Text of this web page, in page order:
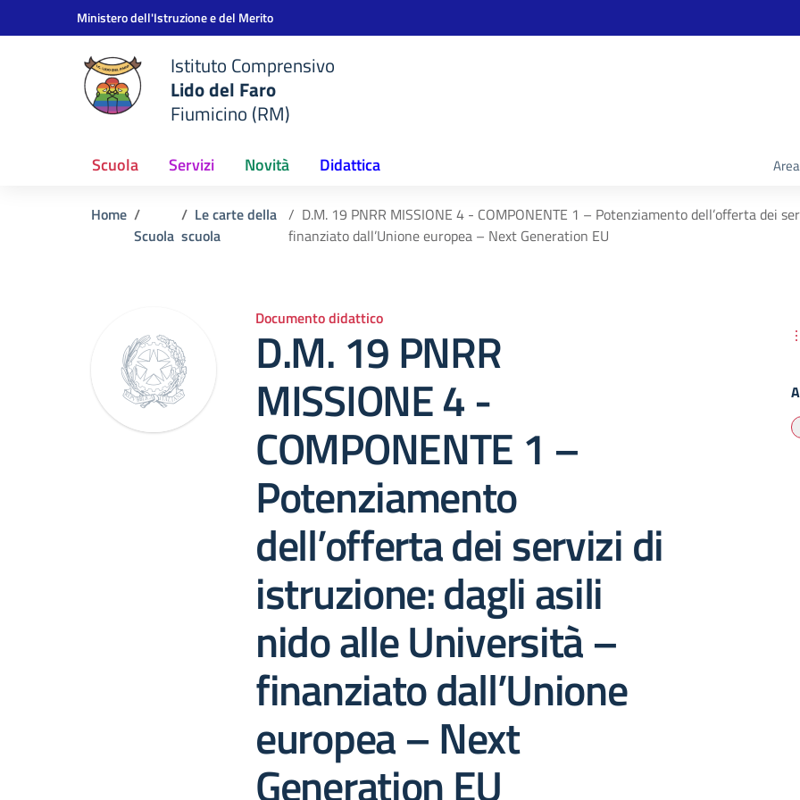
Vai ai contenuti
Vai al menu di navigazioneMinistero dell'Istruzione e del Merito
Istituto Comprensivo
Lido del Faro
Fiumicino (RM)
Scuola Servizi Novità Didattica
Home
Scuola
Le carte della
scuola
D.M. 19 PNRR MISSIONE 4 - COMPONENTE 1 – Potenziamento dell’offerta dei
finanziato dall’Unione europea – Next Generation EU
Documento didattico
D.M. 19 PNRR
MISSIONE 4 -
COMPONENTE 1 –
Potenziamento
dell’offerta dei servizi di
istruzione: dagli asili
nido alle Università –
finanziato dall’Unione
europea – Next
Generation EU